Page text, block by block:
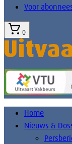
Voor
0
Home
Nieuws &